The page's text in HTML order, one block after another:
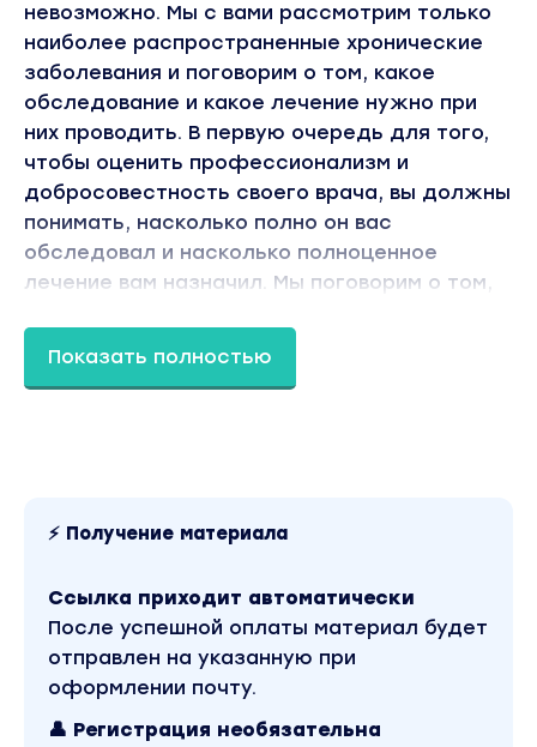
невозможно. Мы с вами рассмотрим только
наиболее распространенные хронические
заболевания и поговорим о том, какое
обследование и какое лечение нужно при
них проводить. В первую очередь для того,
чтобы оценить профессионализм и
добросовестность своего врача, вы должны
понимать, насколько полно он вас
обследовал и насколько полноценное
лечение вам назначил. Мы поговорим о том,
от пациентов (2020)». Это материал 2020 года.
Оригинальная стоимость курса у автора
составляет 660 рублей. В магазине Coursx.net
данный материал доступен за 99 рублей.
Обучающий курс входит в рубрику «Здоровье и
Спорт». Другие материалы автора «Евгений
Мясников» можно найти через поиск по сайту.
Показать полностью
⚡ Получение материала
Ссылка приходит автоматически
После успешной оплаты материал будет
отправлен на указанную при
оформлении почту.
👤 Регистрация необязательна